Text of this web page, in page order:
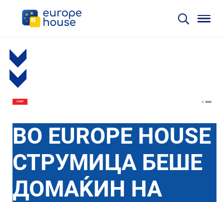
2 МАР BACK
ВО EUROPE HOUSE
СТРУМИЦА БЕШЕ
ДОМАЌИН НА